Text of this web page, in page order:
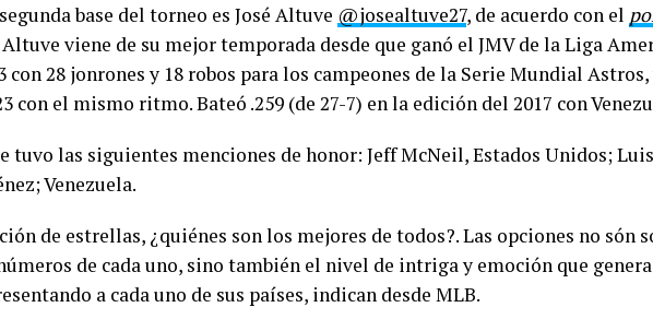
base del torneo es José Altuve @josealtuve27, de acuerdo con el
Altuve viene de su mejor temporada desde que ganó el JMV de la Liga
con 28 jonrones y 18 robos para los campeones de la Serie Mundial
con el mismo ritmo. Bateó .259 (de 27-7) en la edición del 2017 con
tuvo las siguientes menciones de honor: Jeff McNeil, Estados Unidos;
Venezuela.
de estrellas, ¿quiénes son los mejores de todos?. Las opciones no són
de cada uno, sino también el nivel de intriga y emoción que
a cada uno de sus países, indican desde MLB.